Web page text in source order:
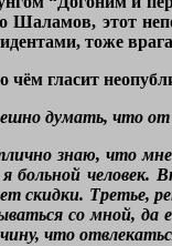
Шаламов, этот
тоже
чём гласит
думать, что от
знаю, что мне
больной человек.
скидки. Третье,
со мной,
что